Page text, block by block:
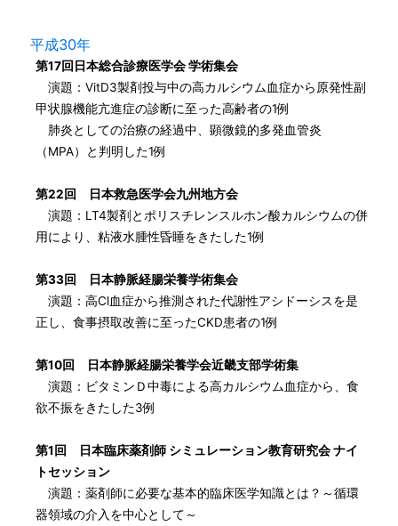
平成30年
第17回日本総合診療医学会 学術集会
演題：VitD3製剤投与中の高カルシウム血症から原発性副
甲状腺機能亢進症の診断に至った高齢者の1例
肺炎としての治療の経過中、顕微鏡的多発血管炎
（MPA）と判明した1例
第22回 日本救急医学会九州地方会
演題：LT4製剤とポリスチレンスルホン酸カルシウムの併
用により、粘液水腫性昏睡をきたした1例
第33回 日本静脈経腸栄養学術集会
演題：高Cl血症から推測された代謝性アシドーシスを是
正し、食事摂取改善に至ったCKD患者の1例
第10回 日本静脈経腸栄養学会近畿支部学術集
演題：ビタミンＤ中毒による高カルシウム血症から、食
欲不振をきたした3例
第1回 日本臨床薬剤師 シミュレーション教育研究会 ナイ
トセッション
演題：薬剤師に必要な基本的臨床医学知識とは？～循環
器領域の介入を中心として～